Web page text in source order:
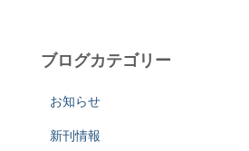
ブログカテゴリー
お知らせ
新刊情報